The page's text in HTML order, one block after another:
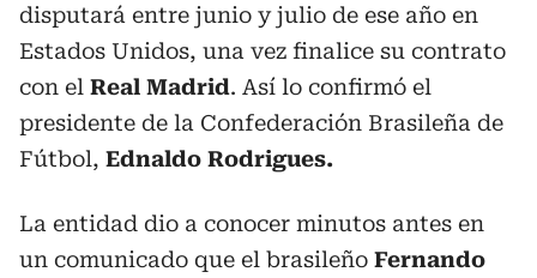
disputará entre junio y julio de ese año en
Estados Unidos, una vez finalice su contrato
con el Real Madrid. Así lo confirmó el
presidente de la Confederación Brasileña de
Fútbol, Ednaldo Rodrigues.
La entidad dio a conocer minutos antes en
un comunicado que el brasileño Fernando